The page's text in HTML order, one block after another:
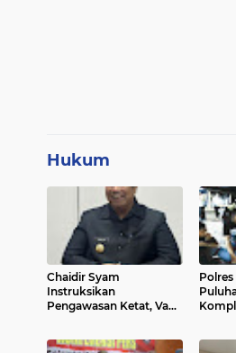
Hukum
Chaidir Syam
Instruksikan
Pengawasan Ketat, Vape